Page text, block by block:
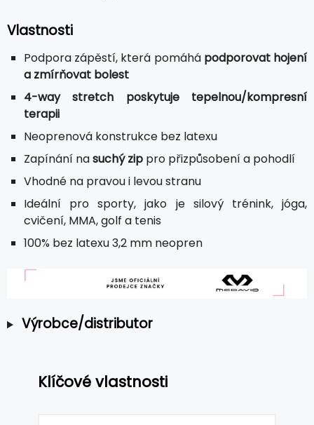
Vlastnosti
Podpora zápěstí, která pomáhá podporovat hojení
a zmírňovat bolest
4-way stretch poskytuje tepelnou/kompresní
terapii
Neoprenová konstrukce bez latexu
Zapínání nasuchý zip pro přizpůsobení a pohodlí
Vhodné na pravou i levou stranu
Ideální pro sporty, jako je silový trénink, jóga,
cvičení, MMA, golf a tenis
100% bez latexu 3,2 mm neopren
Výrobce/distributor
Klíčové vlastnosti